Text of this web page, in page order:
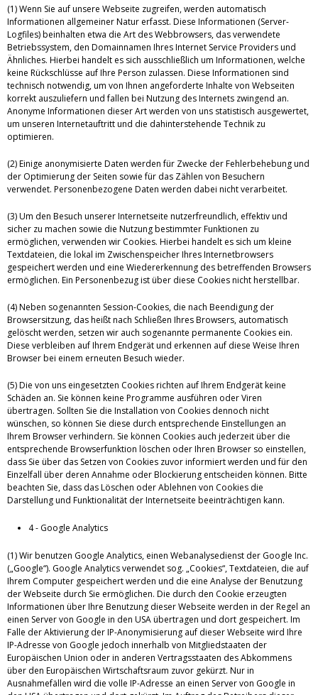
(1) Wenn Sie auf unsere Webseite zugreifen, werden automatisch
Informationen allgemeiner Natur erfasst. Diese Informationen (Server-
Logfiles) beinhalten etwa die Art des Webbrowsers, das verwendete
Betriebssystem, den Domainnamen Ihres Internet Service Providers und
Ähnliches. Hierbei handelt es sich ausschließlich um Informationen, welche
keine Rückschlüsse auf Ihre Person zulassen. Diese Informationen sind
technisch notwendig, um von Ihnen angeforderte Inhalte von Webseiten
korrekt auszuliefern und fallen bei Nutzung des Internets zwingend an.
Anonyme Informationen dieser Art werden von uns statistisch ausgewertet,
um unseren Internetauftritt und die dahinterstehende Technik zu
optimieren.
(2) Einige anonymisierte Daten werden für Zwecke der Fehlerbehebung und
der Optimierung der Seiten sowie für das Zählen von Besuchern
verwendet. Personenbezogene Daten werden dabei nicht verarbeitet.
(3) Um den Besuch unserer Internetseite nutzerfreundlich, effektiv und
sicher zu machen sowie die Nutzung bestimmter Funktionen zu
ermöglichen, verwenden wir Cookies. Hierbei handelt es sich um kleine
Textdateien, die lokal im Zwischenspeicher Ihres Internetbrowsers
gespeichert werden und eine Wiedererkennung des betreffenden Browsers
ermöglichen. Ein Personenbezug ist über diese Cookies nicht herstellbar.
(4) Neben sogenannten Session-Cookies, die nach Beendigung der
Browsersitzung, das heißt nach Schließen Ihres Browsers, automatisch
gelöscht werden, setzen wir auch sogenannte permanente Cookies ein.
Diese verbleiben auf Ihrem Endgerät und erkennen auf diese Weise Ihren
Browser bei einem erneuten Besuch wieder.
(5) Die von uns eingesetzten Cookies richten auf Ihrem Endgerät keine
Schäden an. Sie können keine Programme ausführen oder Viren
übertragen. Sollten Sie die Installation von Cookies dennoch nicht
wünschen, so können Sie diese durch entsprechende Einstellungen an
Ihrem Browser verhindern. Sie können Cookies auch jederzeit über die
entsprechende Browserfunktion löschen oder Ihren Browser so einstellen,
dass Sie über das Setzen von Cookies zuvor informiert werden und für den
Einzelfall über deren Annahme oder Blockierung entscheiden können. Bitte
beachten Sie, dass das Löschen oder Ablehnen von Cookies die
Darstellung und Funktionalität der Internetseite beeinträchtigen kann.
4 - Google Analytics
(1) Wir benutzen Google Analytics, einen Webanalysedienst der Google Inc.
(„Google“). Google Analytics verwendet sog. „Cookies“, Textdateien, die auf
Ihrem Computer gespeichert werden und die eine Analyse der Benutzung
der Webseite durch Sie ermöglichen. Die durch den Cookie erzeugten
Informationen über Ihre Benutzung dieser Webseite werden in der Regel an
einen Server von Google in den USA übertragen und dort gespeichert. Im
Falle der Aktivierung der IP-Anonymisierung auf dieser Webseite wird Ihre
IP-Adresse von Google jedoch innerhalb von Mitgliedstaaten der
Europäischen Union oder in anderen Vertragsstaaten des Abkommens
über den Europäischen Wirtschaftsraum zuvor gekürzt. Nur in
Ausnahmefällen wird die volle IP-Adresse an einen Server von Google in